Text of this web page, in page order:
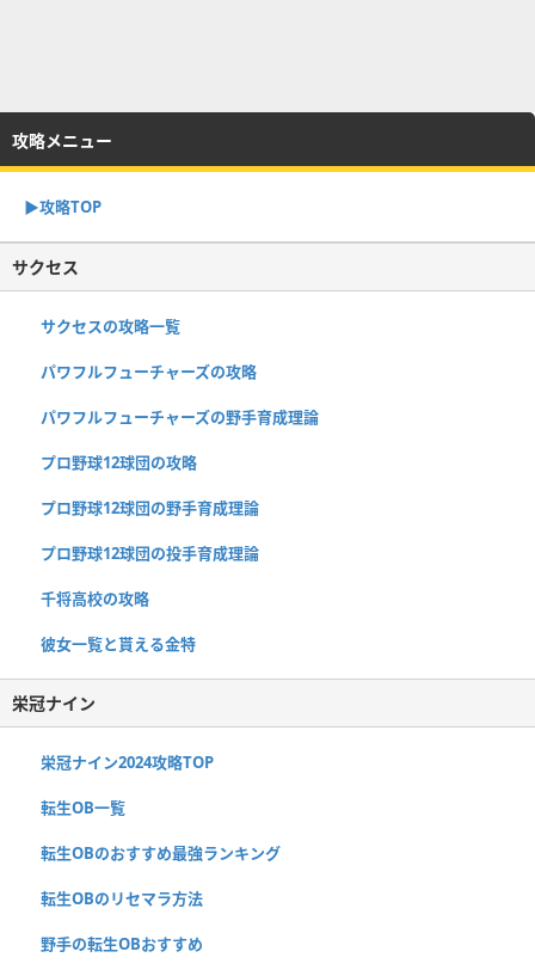
攻略メニュー
▶︎攻略TOP
サクセス
サクセスの攻略一覧
パワフルフューチャーズの攻略
パワフルフューチャーズの野手育成理論
プロ野球12球団の攻略
プロ野球12球団の野手育成理論
プロ野球12球団の投手育成理論
千将高校の攻略
彼女一覧と貰える金特
栄冠ナイン
栄冠ナイン2024攻略TOP
転生OB一覧
転生OBのおすすめ最強ランキング
転生OBのリセマラ方法
野手の転生OBおすすめ